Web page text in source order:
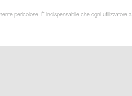
pericolose. È indispensabile che ogni utilizzatore